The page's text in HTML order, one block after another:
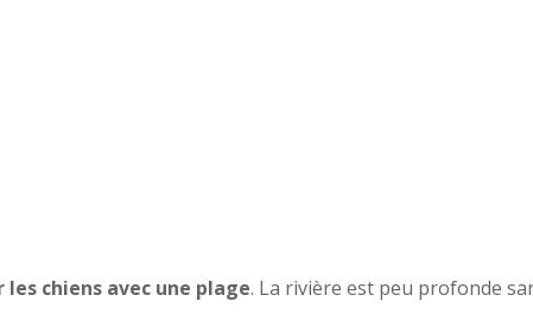
les chiens avec une plage. La rivière est peu profonde